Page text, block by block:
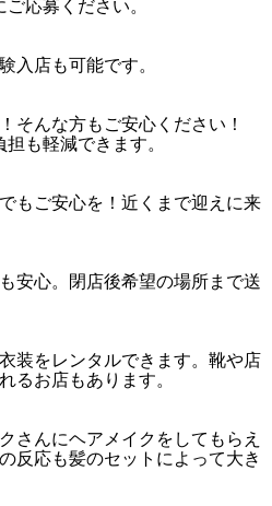
応募ください。
入店も可能です。
そんな方もご安心ください！
も軽減できます。
もご安心を！近くまで迎えに来
安心。閉店後希望の場所まで送
装をレンタルできます。靴や店
るお店もあります。
さんにヘアメイクをしてもらえ
反応も髪のセットによって大き